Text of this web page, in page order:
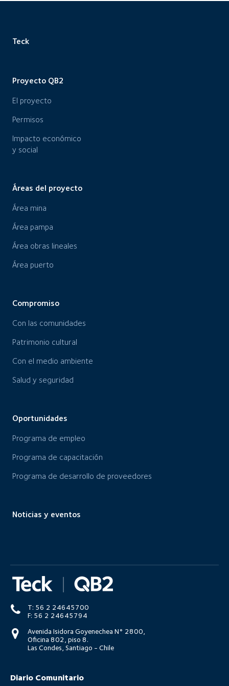
Teck
Proyecto QB2
El proyecto
Permisos
Impacto económico
y social
Áreas del proyecto
Área mina
Área pampa
Área obras lineales
Área puerto
Compromiso
Con las comunidades
Patrimonio cultural
Con el medio ambiente
Salud y seguridad
Oportunidades
Programa de empleo
Programa de capacitación
Programa de desarrollo de proveedores
Noticias y eventos
T: 56 2 24645700
F: 56 2 24645794
Avenida Isidora Goyenechea N° 2800,
Oficina 802, piso 8.
Las Condes, Santiago - Chile
Diario Comunitario